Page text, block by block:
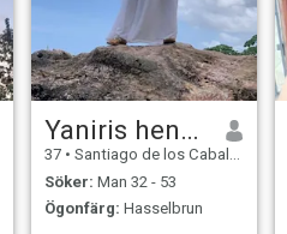
Yaniris henriquez
37 • Santiago de los Caballeros, Santiago, Dominikanska Rep.
Söker: Man 32 - 53
Ögonfärg: Hasselbrun